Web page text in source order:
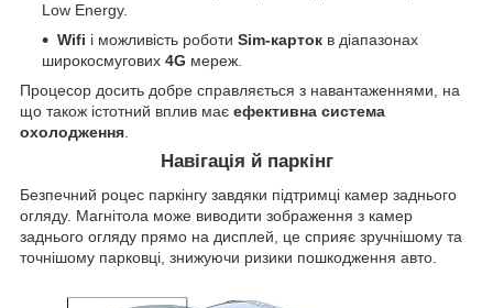
Low Energy.
Wifi і можливість роботи Sim-карток в діапазонах
широкосмугових 4G мереж.
Процесор досить добре справляється з навантаженнями, на
що також істотний вплив має ефективна система
охолодження.
Навігація й паркінг
Безпечний роцес паркінгу завдяки підтримці камер заднього
огляду. Магнітола може виводити зображення з камер
заднього огляду прямо на дисплей, це сприяє зручнішому та
точнішому парковці, знижуючи ризики пошкодження авто.